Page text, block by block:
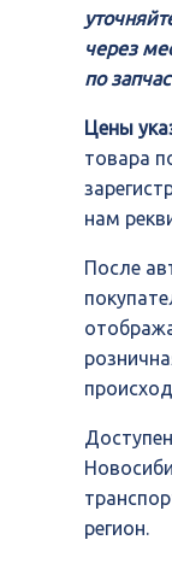
через
по
Цены
товара
нам
После
регион.